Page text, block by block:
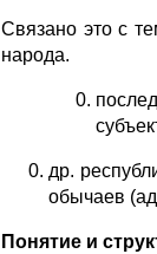
Связано это с
народа.
др.
обычаев
Понятие и